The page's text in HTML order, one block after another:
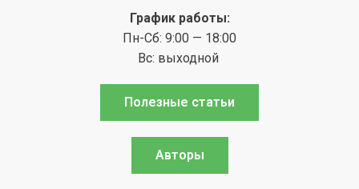
График работы:
Пн-Сб: 9:00 — 18:00
Вс: выходной
Полезные статьи
Авторы